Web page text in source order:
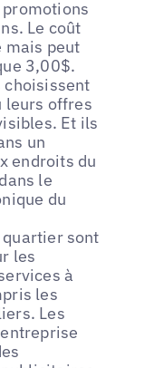
Le coût
mais peut
3,00$.
choisissent
leurs offres
Et ils
un
endroits du
le
du
sont
les
à
les
Les